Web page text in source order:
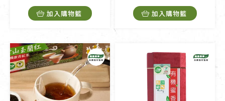
加入購物籃 加入購物籃